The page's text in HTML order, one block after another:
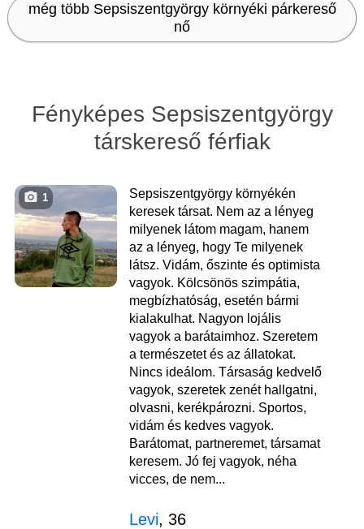
még több Sepsiszentgyörgy környéki párkereső
nő
Fényképes Sepsiszentgyörgy
társkereső férfiak
1
Sepsiszentgyörgy környékén
keresek társat. Nem az a lényeg
milyenek látom magam, hanem
az a lényeg, hogy Te milyenek
látsz. Vidám, őszinte és optimista
vagyok. Kölcsönös szimpátia,
megbízhatóság, esetén bármi
kialakulhat. Nagyon lojális
vagyok a barátaimhoz. Szeretem
a természetet és az állatokat.
Nincs ideálom. Társaság kedvelő
vagyok, szeretek zenét hallgatni,
olvasni, kerékpározni. Sportos,
vidám és kedves vagyok.
Barátomat, partneremet, társamat
keresem. Jó fej vagyok, néha
vicces, de nem...
Levi, 36